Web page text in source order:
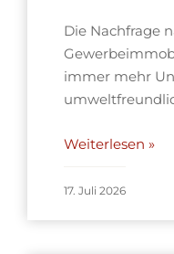
Die Nachfrage
immer mehr
Weiterlesen »
17. Juli 2026